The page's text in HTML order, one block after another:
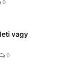
0
vagy
0